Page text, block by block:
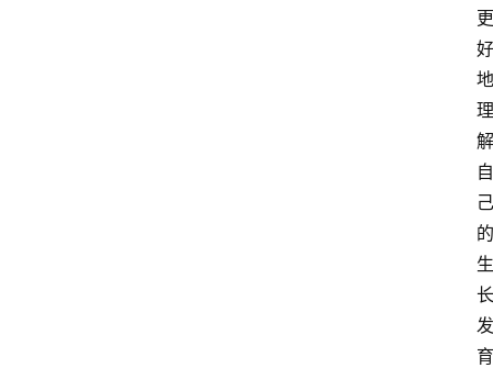
更
好
地
理
解
自
己
的
生
长
发
育